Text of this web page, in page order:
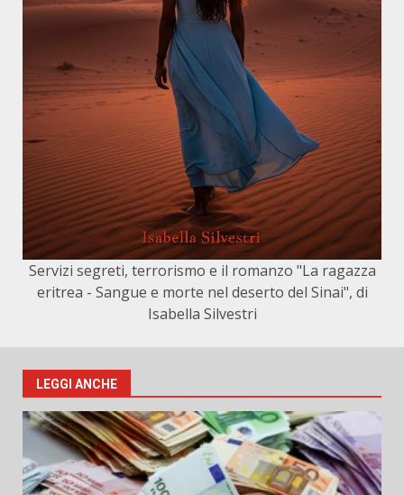
Servizi segreti, terrorismo e il romanzo "La ragazza
eritrea - Sangue e morte nel deserto del Sinai", di
Isabella Silvestri
LEGGI ANCHE